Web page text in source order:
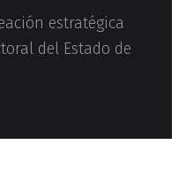
estratégica
del Estado de